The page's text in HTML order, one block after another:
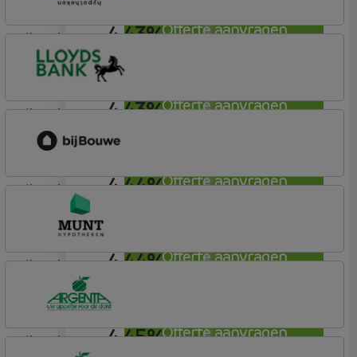
Offerte aanvragen
4,43%
Offerte aanvragen
lineair
4,43%
Offerte aanvragen
Vista Hypotheken
lineair
4,44%
Offerte aanvragen
Hypotheek (1)
lineair
4,44%
Offerte aanvragen
bijBouwe
Vooruit Hypotheek
lineair
4,45%
Munt Hypotheken
lineair
Argenta